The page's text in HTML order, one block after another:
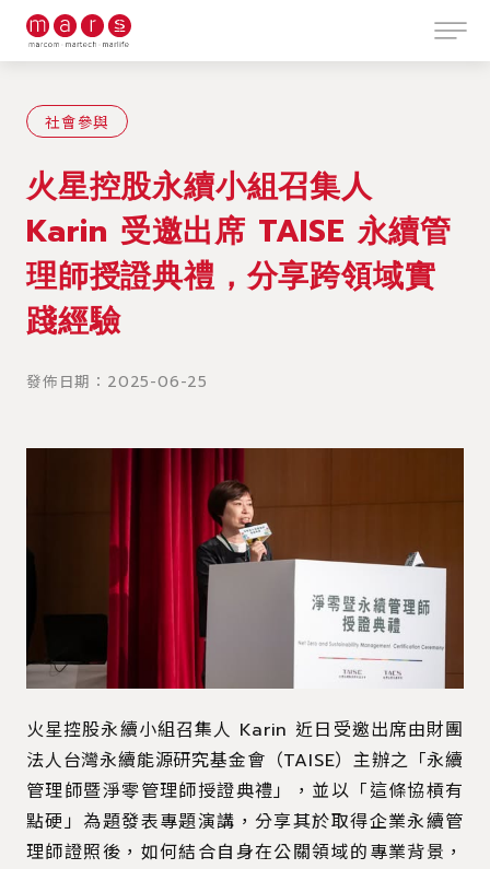
社會參與
火星控股永續小組召集人
Karin 受邀出席 TAISE 永續管
理師授證典禮，分享跨領域實
踐經驗
發佈日期：2025-06-25
火星控股永續小組召集人 Karin 近日受邀出席由財團
法人台灣永續能源研究基金會（TAISE）主辦之「永續
管理師暨淨零管理師授證典禮」，並以「這條協槓有
點硬」為題發表專題演講，分享其於取得企業永續管
理師證照後，如何結合自身在公關領域的專業背景，